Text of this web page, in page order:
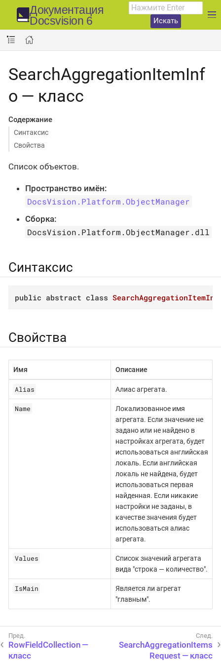
Документация
Docsvision 6
Искать
SearchAggregationItemInf
o — класс
Содержание
Синтаксис
Свойства
Список объектов.
Пространство имён:
DocsVision.Platform.ObjectManager
Сборка:
DocsVision.Platform.ObjectManager.dll
Синтаксис
public abstract class
Свойства
Имя Описание
Alias Алиас агрегата.
Name
Локализованное имя
агрегата. Если значение не
задано или не найдено в
настройках агрегата, будет
использоваться английская
локаль. Если английская
локаль не найдена, будет
использоваться первая
найденная. Если никакие
настройки не заданы, в
качестве значения будет
использоваться алиас
агрегата.
Values
Список значений агрегата
вида "строка — количество".
IsMain
Является ли агрегат
"главным".
RowFieldCollection —
класс
SearchAggregationItems
Request — класс